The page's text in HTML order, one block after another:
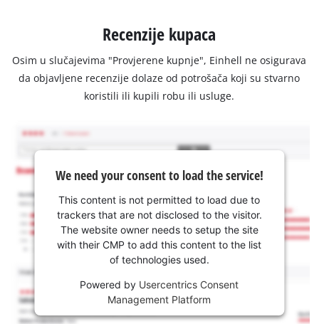
Recenzije kupaca
Osim u slučajevima "Provjerene kupnje", Einhell ne osigurava
da objavljene recenzije dolaze od potrošača koji su stvarno
koristili ili kupili robu ili usluge.
We need your consent to load the service!
This content is not permitted to load due to
trackers that are not disclosed to the visitor.
The website owner needs to setup the site
with their CMP to add this content to the list
of technologies used.
Powered by Usercentrics Consent
Management Platform